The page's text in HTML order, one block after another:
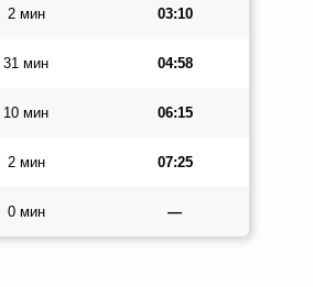
2 мин 03:10
31 мин 04:58
10 мин 06:15
2 мин 07:25
0 мин —